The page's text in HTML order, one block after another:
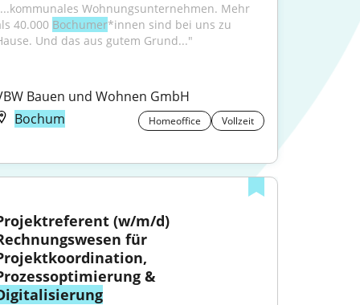
Wohnungsunternehmen. Mehr
40.000 Bochumer*innen sind bei uns zu
Und das aus gutem Grund..."
Bauen und Wohnen GmbH
Bochum
Homeoffice Vollzeit
(w/m/d)
für
Prozessoptimierung &